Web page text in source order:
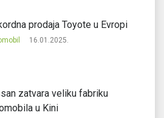
prodaja Toyote u Evropi
16.01.2025.
zatvara veliku fabriku
u Kini